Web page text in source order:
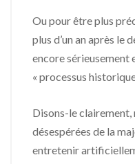
Ou pour être plus
plus d’un an après le
encore sérieusement
« processus
Disons-le
désespérées de la
entretenir